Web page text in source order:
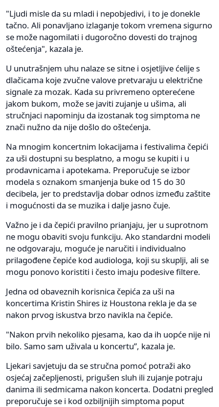
"Ljudi misle da su mladi i nepobjedivi, i to je donekle
tačno. Ali ponavljano izlaganje tokom vremena sigurno
se može nagomilati i dugoročno dovesti do trajnog
oštećenja", kazala je.
U unutrašnjem uhu nalaze se sitne i osjetljive ćelije s
dlačicama koje zvučne valove pretvaraju u električne
signale za mozak. Kada su privremeno opterećene
jakom bukom, može se javiti zujanje u ušima, ali
stručnjaci napominju da izostanak tog simptoma ne
znači nužno da nije došlo do oštećenja.
Na mnogim koncertnim lokacijama i festivalima čepići
za uši dostupni su besplatno, a mogu se kupiti i u
prodavnicama i apotekama. Preporučuje se izbor
modela s oznakom smanjenja buke od 15 do 30
decibela, jer to predstavlja dobar odnos između zaštite
i mogućnosti da se muzika i dalje jasno čuje.
Važno je i da čepići pravilno prianjaju, jer u suprotnom
ne mogu obaviti svoju funkciju. Ako standardni modeli
ne odgovaraju, moguće je naručiti i individualno
prilagođene čepiće kod audiologa, koji su skuplji, ali se
mogu ponovo koristiti i često imaju podesive filtere.
Jedna od obaveznih korisnica čepića za uši na
koncertima Kristin Shires iz Houstona rekla je da se
nakon prvog iskustva brzo navikla na čepiće.
"Nakon prvih nekoliko pjesama, kao da ih uopće nije ni
bilo. Samo sam uživala u koncertu”, kazala je.
Ljekari savjetuju da se stručna pomoć potraži ako
osjećaj začepljenosti, prigušen sluh ili zujanje potraju
danima ili sedmicama nakon koncerta. Dodatni pregled
preporučuje se i kod ozbiljnijih simptoma poput